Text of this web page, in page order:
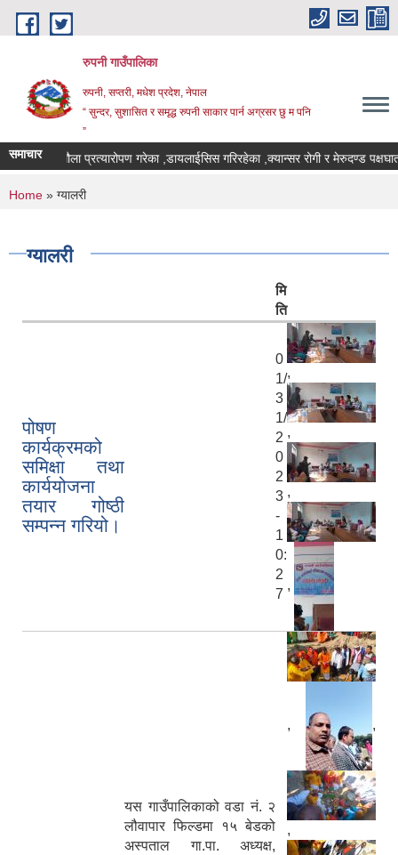
Skip to main content
रुपनी गाउँपालिका
रुपनी, सप्तरी, मधेश प्रदेश, नेपाल
“ सुन्दर, सुशासित र समृद्ध रुपनी साकार पार्न अग्रसर छु म पनि
”
समाचारमृगौला प्रत्यारोपण गरेका ,डायलाईसिस गरिरहेका ,क्यान्सर रोगी र मेरुदण्ड पक्षघात
You are here
Home » ग्यालरी
ग्यालरी
मि
ति
पोषण
कार्यक्रमको
समिक्षा तथा
कार्ययोजना
तयार गोष्ठी
सम्पन्न गरियो।
0
1/
3
1/
2
0
2
3
-
1
0:
2
7
,
,
,
,
यस गाउँपालिकाको वडा नं. २
लौवापार फिल्डमा १५ बेडको
अस्पताल गा.पा. अध्यक्ष,
, ,
,